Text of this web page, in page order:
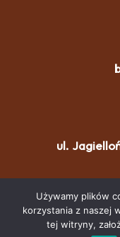
ul.
© 2024 by
Używamy plików
korzystania z naszej
tej witryny,